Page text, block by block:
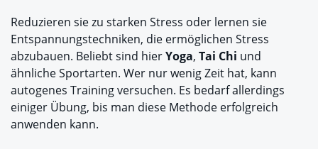
Reduzieren sie zu starken Stress oder lernen sie
Entspannungstechniken, die ermöglichen Stress
abzubauen. Beliebt sind hierYoga, Tai Chi und
ähnliche Sportarten. Wer nur wenig Zeit hat, kann
autogenes Training versuchen. Es bedarf allerdings
einiger Übung, bis man diese Methode erfolgreich
anwenden kann.